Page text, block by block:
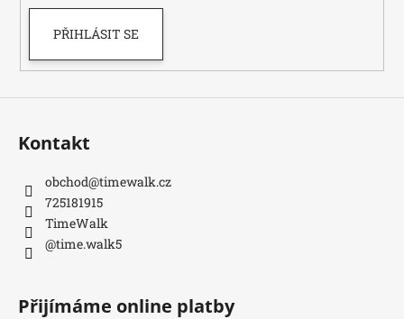
PŘIHLÁSIT SE
Kontakt
obchod@timewalk.cz
725181915
TimeWalk
@time.walk5
Přijímáme online platby